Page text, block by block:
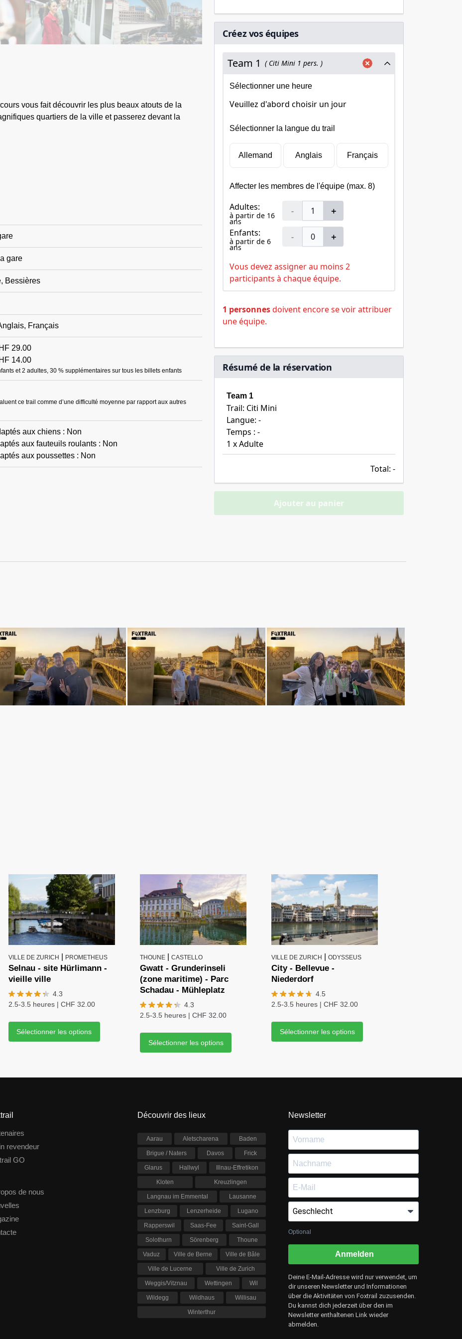
vous fait découvrir les plus beaux atouts de la
quartiers de la ville et passerez devant la
gare
Bessières
Français
29.00
14.00
et 2 adultes, 30 % supplémentaires sur tous les billets enfants
ce trail comme d’une difficulté moyenne par rapport aux autres
aux chiens : Non
aux fauteuils roulants : Non
aux poussettes : Non
Créez vos équipes
Team 1 ( Citi Mini 1 pers. )
Sélectionner une heure
Veuillez d'abord choisir un jour
Sélectionner la langue du trail
Allemand Anglais Français
Affecter les membres de l'équipe (max. 8)
Adultes:
à partir de 16
ans
-
＋
Enfants:
à partir de 6
ans
- ＋
Vous devez assigner au moins 2
participants à chaque équipe.
1 personnesdoivent encore se voir attribuer
une équipe.
Résumé de la réservation
Team 1
Trail: Citi Mini
Langue: -
Temps : -
1 x Adulte
Total: -
Ajouter au panier
VILLE DE ZURICH PROMETHEUS
Selnau - site Hürlimann -
vieille ville
4.3
2.5-3.5 heures| CHF 32.00
Sélectionner les options
THOUNE CASTELLO
Gwatt - Grunderinseli
(zone maritime) - Parc
Schadau - Mühleplatz
4.3
2.5-3.5 heures | CHF 32.00
Sélectionner les options
VILLE DE ZURICH |ODYSSEUS
City - Bellevue -
Niederdorf
4.5
2.5-3.5 heures |CHF 32.00
Sélectionner les options
revendeur
GO
de nous
Découvrir des lieux
Aarau Aletscharena Baden
Brigue / Naters Davos Frick
Glarus Hallwyl Illnau-Effretikon
Kloten Kreuzlingen
Langnau im Emmental Lausanne
Lenzburg Lenzerheide Lugano
Rapperswil Saas-Fee Saint-Gall
Solothurn Sörenberg Thoune
Vaduz Ville de Berne Ville de Bâle
Ville de Lucerne Ville de Zurich
Weggis/Vitznau Wettingen Wil
Wildegg Wildhaus Willisau
Winterthur
Newsletter
Optional
Anmelden
Deine E-Mail-Adresse wird nur verwendet, um
dir unseren Newsletter und Informationen
über die Aktivitäten von Foxtrail zuzusenden.
Du kannst dich jederzeit über den im
Newsletter enthaltenen Link wieder
abmelden.